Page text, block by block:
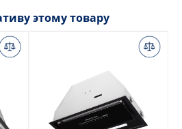
этому товару